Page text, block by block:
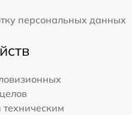
персональных данных